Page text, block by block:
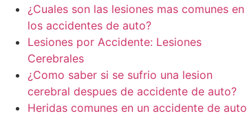
¿Cuales son las lesiones mas comunes en
los accidentes de auto?
Lesiones por Accidente: Lesiones
Cerebrales
¿Como saber si se sufrio una lesion
cerebral despues de accidente de auto?
Heridas comunes en un accidente de auto